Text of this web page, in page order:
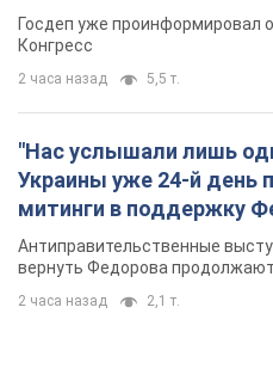
Госдеп уже проинформировал
Конгресс
2 часа назад 5,5 т.
"Нас услышали лишь
Украины уже 24-й день
митинги в поддержку
Антиправительственные
вернуть Федорова
2 часа назад 2,1 т.